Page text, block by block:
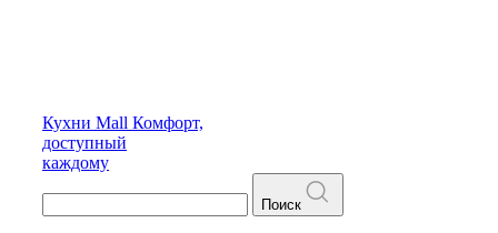
Кухни Mall Комфорт,
доступный
каждому
Поиск